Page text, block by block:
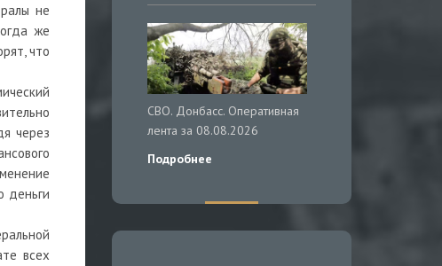
не
же
что
через
деньги
всех
СВО. Донбасс. Оперативная
лента за 08.08.2026
Подробнее